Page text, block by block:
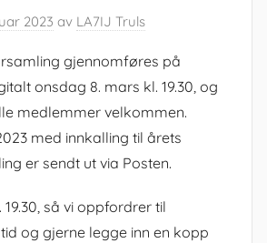
2023 av LA7IJ Truls
gjennomføres på
onsdag 8. mars kl. 19.30, og
medlemmer velkommen.
med innkalling til årets
er sendt ut via Posten.
så vi oppfordrer til
og gjerne legge inn en kopp